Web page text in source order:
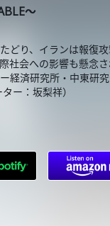
～
どり、イランは報復
社会への影響も懸念
経済研究所・中東研
ー：坂梨祥）